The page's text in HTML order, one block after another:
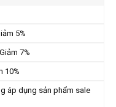
5%
7%
10%
áp dụng sản phẩm sale